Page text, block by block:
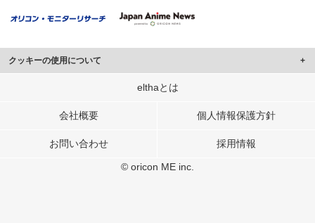
クッキーの使用について
このサイトでは Cookie を使用して、ユーザーに合わせたコンテンツや広告の
行っています。
メディアや広告配信、データ解析の各パートナーに提供しています。
elthaとは
会社概要 個人情報保護方針
お問い合わせ 採用情報
© oricon ME inc.